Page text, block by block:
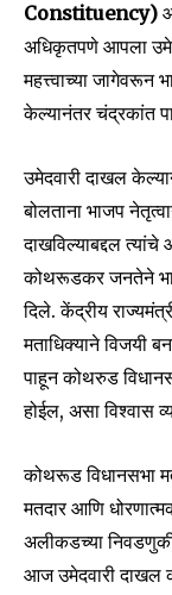
Constituency)
अधिकृतपणे आपला
महत्त्वाच्या जागेवरून
केल्यानंतर चंद्रकांत
उमेदवारी दाखल
बोलताना भाजप
दाखविल्याबद्दल
कोथरूडकर जनतेने
दिले. केंद्रीय
मताधिक्याने विजयी
पाहून कोथरुड
होईल, असा विश्वास
कोथरूड विधानसभा
मतदार आणि
अलीकडच्या
आज उमेदवारी दाखल